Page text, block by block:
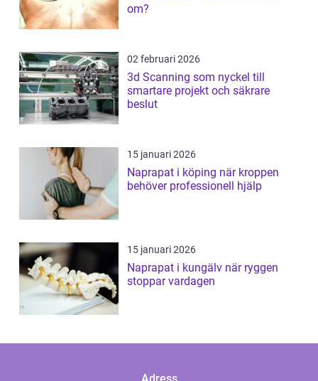
om?
02 februari 2026
3d Scanning som nyckel till
smartare projekt och säkrare
beslut
15 januari 2026
Naprapat i köping när kroppen
behöver professionell hjälp
15 januari 2026
Naprapat i kungälv när ryggen
stoppar vardagen